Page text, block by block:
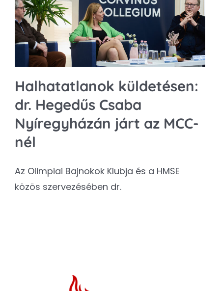
Kapcsolat
SEARCH
FOR:
Halhatatlanok küldetésen:
dr. Hegedűs Csaba
Nyíregyházán járt az MCC-
nél
Az Olimpiai Bajnokok Klubja és a HMSE
közös szervezésében dr.